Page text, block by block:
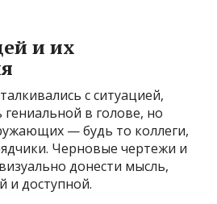
и их
с ситуацией,
гениальной в голове, но
— будь то коллеги,
Черновые чертежи и
донести мысль,
и доступной.